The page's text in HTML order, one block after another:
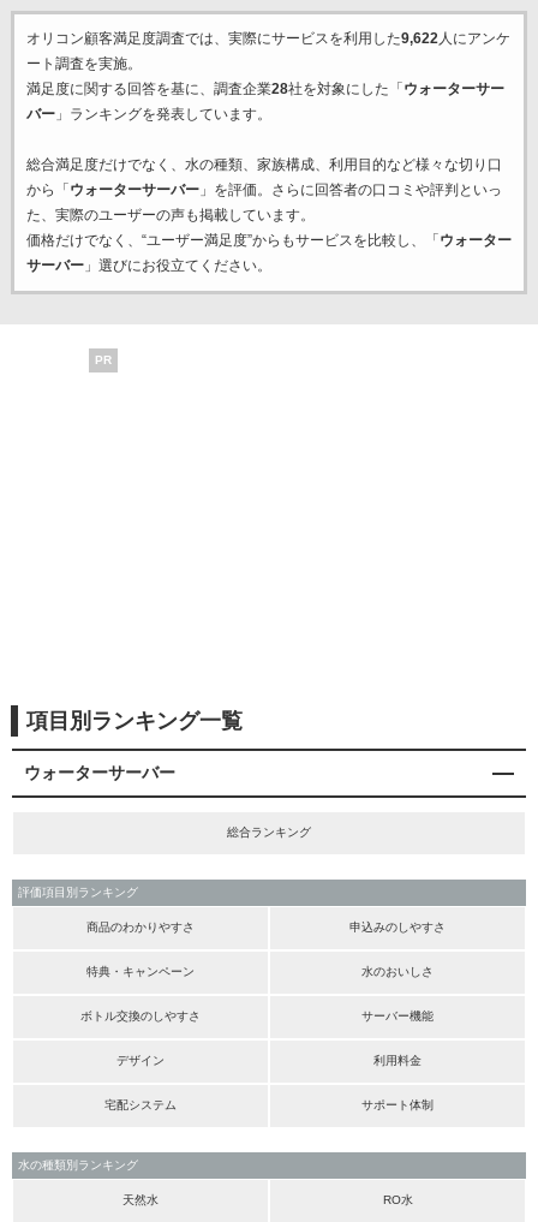
オリコン顧客満足度調査では、実際にサービスを利用した9,622人にアンケ
ート調査を実施。
満足度に関する回答を基に、調査企業28社を対象にした「 ウォーターサー
バー」ランキングを発表しています。
総合満足度だけでなく、水の種類、家族構成、利用目的など様々な切り口
から「 ウォーターサーバー」を評価。さらに回答者の口コミや評判といっ
た、実際のユーザーの声も掲載しています。
価格だけでなく、“ユーザー満足度”からもサービスを比較し、「 ウォーター
サーバー」選びにお役立てください。
PR
項目別ランキング一覧
ウォーターサーバー
総合ランキング
評価項目別ランキング
商品のわかりやすさ 申込みのしやすさ
特典・キャンペーン 水のおいしさ
ボトル交換のしやすさ サーバー機能
デザイン 利用料金
宅配システム サポート体制
水の種類別ランキング
天然水 RO水